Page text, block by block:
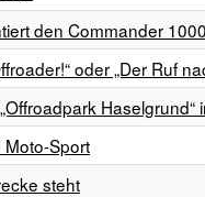
den Commander
oder „Der Ruf
Moto-Sport
steht